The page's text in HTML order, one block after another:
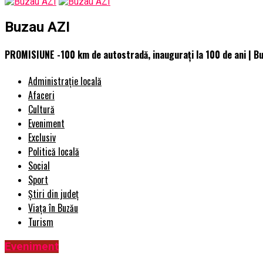
Buzau AZI
PROMISIUNE -100 km de autostradă, inaugurați la 100 de ani |
Administrație locală
Afaceri
Cultură
Eveniment
Exclusiv
Politică locală
Social
Sport
Știri din județ
Viața în Buzău
Turism
Eveniment